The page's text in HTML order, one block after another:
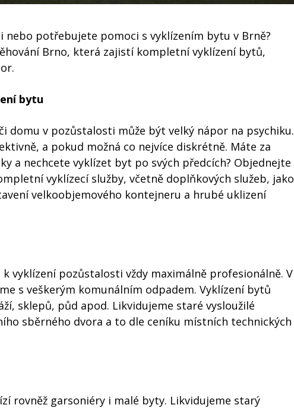
potřebujete pomoci s vyklízením bytu v Brně?
Brno, která zajistí kompletní vyklízení bytů,
bytu
domu v pozůstalosti může být velký nápor na psychiku.
a pokud možná co nejvíce diskrétně. Máte za
a nechcete vyklízet byt po svých předcích? Objednejte
vyklízecí služby, včetně doplňkových služeb, jako
velkoobjemového kontejneru a hrubé uklizení
vyklízení pozůstalosti vždy maximálně profesionálně. V
s veškerým komunálním odpadem. Vyklízení bytů
sklepů, půd apod. Likvidujeme staré vysloužilé
sběrného dvora a to dle ceníku místních technických
rovněž garsoniéry i malé byty. Likvidujeme starý